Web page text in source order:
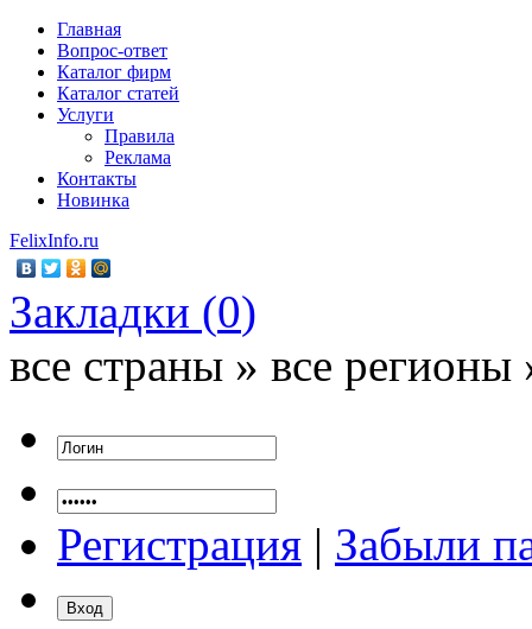
Главная
Вопрос-ответ
Каталог фирм
Каталог статей
Услуги
Правила
Реклама
Контакты
Новинка
FelixInfo.ru
Закладки (0)
все страны » все регионы
Регистрация | Забыли